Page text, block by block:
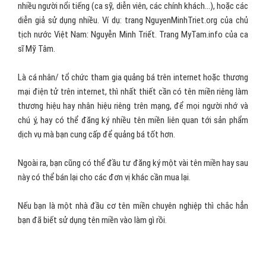
nhiều người nổi tiếng (ca sỹ, diễn viên, các chính khách...), hoặc các
diễn giả sử dụng nhiều. Ví dụ: trang NguyenMinhTriet.org của chủ
tịch nước Việt Nam: Nguyễn Minh Triết. Trang MyTam.info của ca
sĩ Mỹ Tâm.
Là cá nhân/ tổ chức tham gia quảng bá trên internet hoặc thương
mại điện tử trên internet, thì nhất thiết cần có tên miền riêng làm
thương hiệu hay nhân hiệu riêng trên mạng, để mọi người nhớ và
chú ý, hay có thể đăng ký nhiều tên miền liên quan tới sản phẩm
dịch vụ mà bạn cung cấp để quảng bá tốt hơn.
Ngoài ra, bạn cũng có thể đầu tư đăng ký một vài tên miền hay sau
này có thể bán lại cho các đơn vị khác cần mua lại.
Nếu bạn là một nhà đầu cơ tên miền chuyên nghiệp thì chắc hẳn
bạn đã biết sử dụng tên miền vào làm gì rồi.